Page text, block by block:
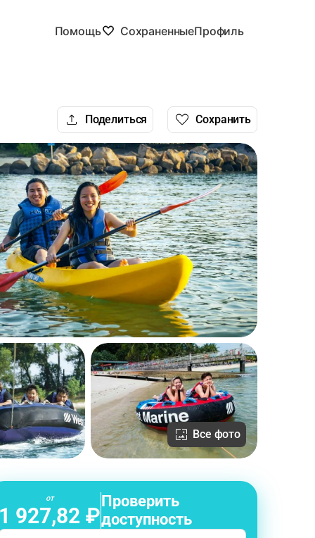
Помощь СохраненныеПрофиль
Поделиться Сохранить
Все фото
от
927,82 ₽
Проверить
доступность